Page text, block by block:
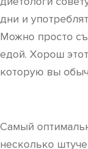
дни и
Можно просто
едой. Хорош
которую вы
Самый
несколько